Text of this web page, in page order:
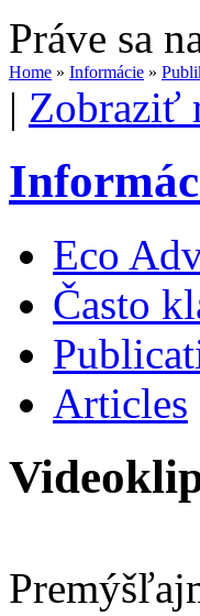
Práve sa
Home » Informácie »
| Zobraziť
Eco
Často
Articles